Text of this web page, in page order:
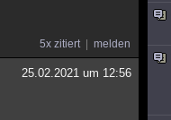
5x zitiert melden
25.02.2021 um 12:56